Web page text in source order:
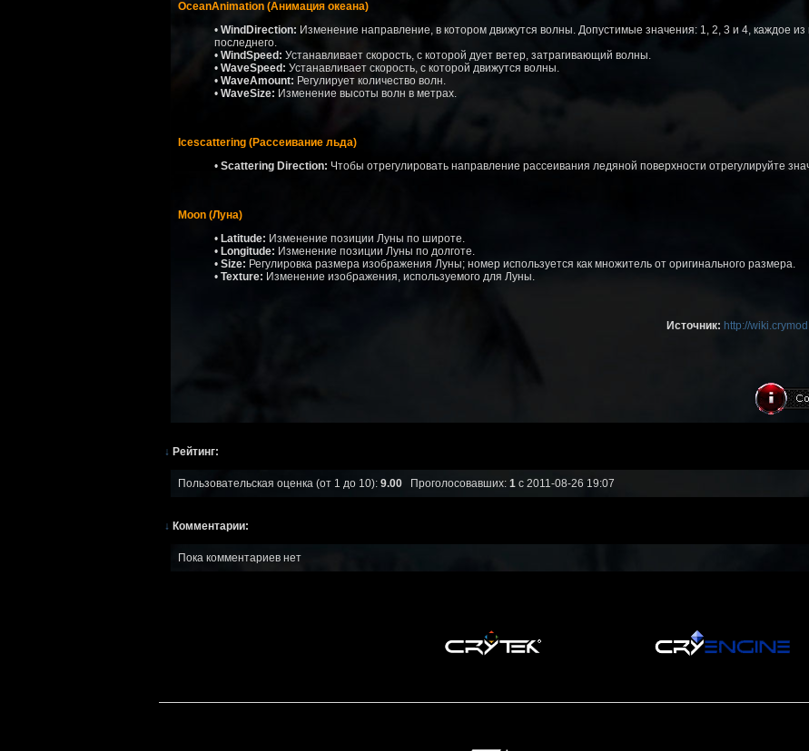
OceanAnimation (Анимация океана)
• WindDirection: Изменение направление, в котором движутся волны. Допустимые значения: 1, 2, 3 и 4, каждое из
последнего.
• WindSpeed: Устанавливает скорость, с которой дует ветер, затрагивающий волны.
• WaveSpeed: Устанавливает скорость, с которой движутся волны.
• WaveAmount: Регулирует количество волн.
• WaveSize: Изменение высоты волн в метрах.
Icescattering (Рассеивание льда)
• Scattering Direction: Чтобы отрегулировать направление рассеивания ледяной поверхности отрегулируйте
Moon (Луна)
• Latitude: Изменение позиции Луны по широте.
• Longitude: Изменение позиции Луны по долготе.
• Size: Регулировка размера изображения Луны; номер используется как множитель от оригинального размера.
• Texture: Изменение изображения, используемого для Луны.
Источник: http://
↓ Рейтинг:
Пользовательская оценка (от 1 до 10): 9.00Проголосовавших: 1 с 2011-08-26 19:07
↓ Комментарии:
Пока комментариев нет